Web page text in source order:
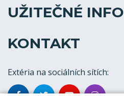
UŽITEČNÉ INFO
KONTAKT
Extéria na sociálních sítích: